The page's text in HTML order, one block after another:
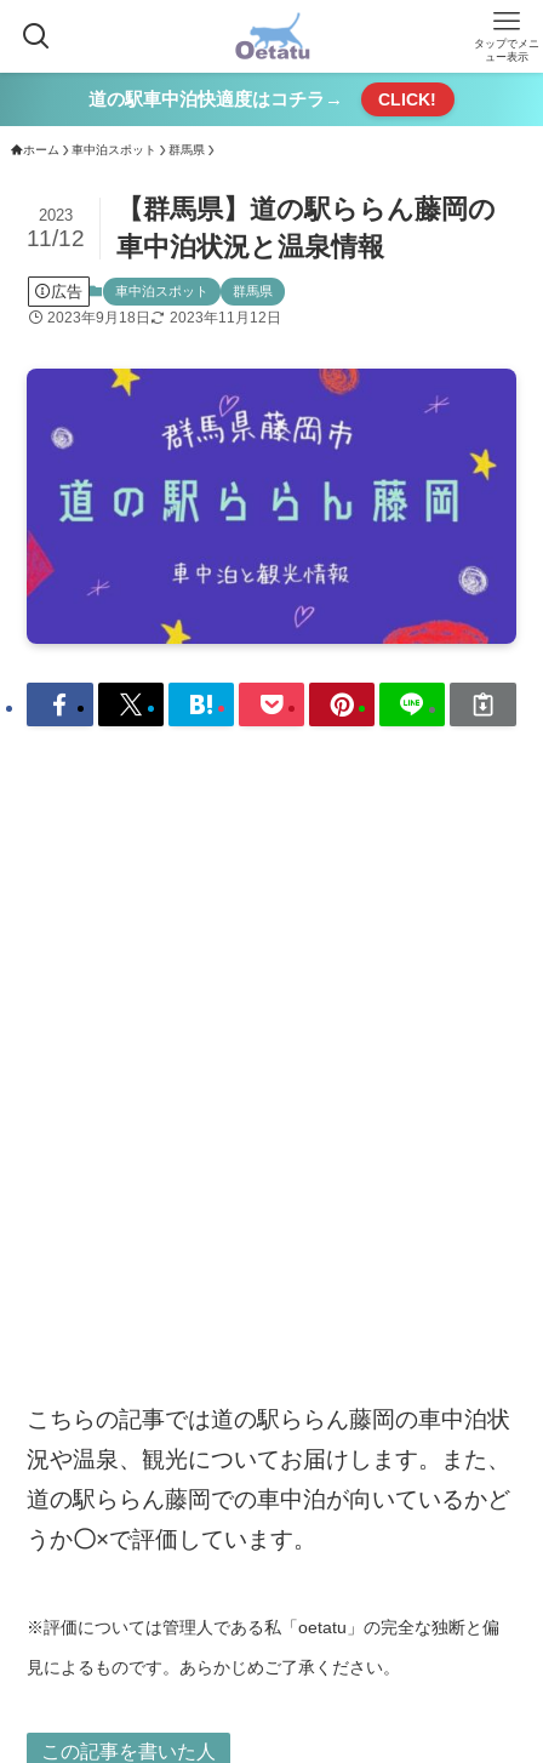
タップでメニ
ュー表示
道の駅車中泊快適度はコチラ→ CLICK!
ホーム 車中泊スポット 群馬県
【群馬県】道の駅ららん藤岡の
車中泊状況と温泉情報
2023
11/12
広告 車中泊スポット 群馬県
2023年9月18日 2023年11月12日
こちらの記事では道の駅ららん藤岡の車中泊状
況や温泉、観光についてお届けします。また、
道の駅ららん藤岡での車中泊が向いているかど
うか〇×で評価しています。
※評価については管理人である私「oetatu」の完全な独断と偏
見によるものです。あらかじめご了承ください。
この記事を書いた人